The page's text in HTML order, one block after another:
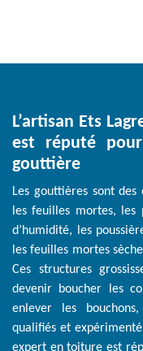
L’artisan Ets
est réputé
gouttière
Les gouttières sont
les feuilles mortes, les
d’humidité, les
les feuilles mortes
Ces structures
devenir boucher les
enlever les
qualifiés et
expert en toiture est